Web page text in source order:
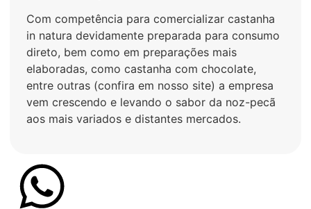
Com competência para comercializar castanha
in natura devidamente preparada para consumo
direto, bem como em preparações mais
elaboradas, como castanha com chocolate,
entre outras (confira em nosso site) a empresa
vem crescendo e levando o sabor da noz-pecã
aos mais variados e distantes mercados.